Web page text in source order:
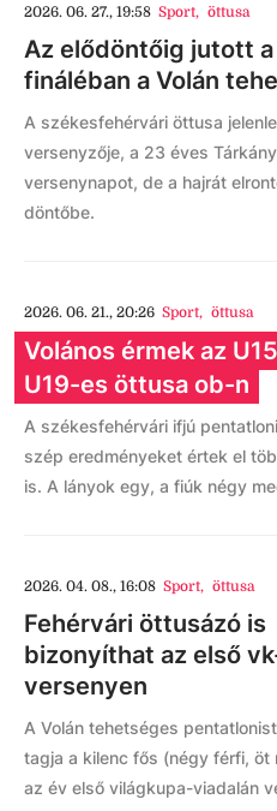
2026. 06. 27., 19:58 Sport, öttusa
Az elődöntőig jutott
fináléban a Volán
A székesfehérvári öttusa
versenyzője, a 23 éves
versenynapot, de a hajrát
döntőbe.
2026. 06. 21., 20:26 Sport, öttusa
Volános érmek az
U19-es öttusa ob-n
A székesfehérvári ifjú
szép eredményeket értek el
is. A lányok egy, a fiúk négy
2026. 04. 08., 16:08 Sport, öttusa
Fehérvári öttusázó is
bizonyíthat az első
versenyen
A Volán tehetséges
tagja a kilenc fős (négy férfi, öt
az év első világkupa-viadalán